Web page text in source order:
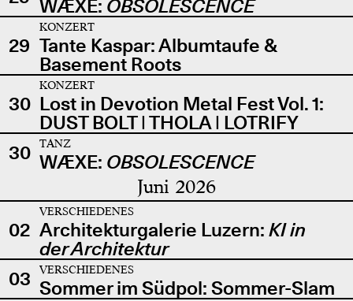
WÆXE: OBSOLESCENCE
29
KONZERT
Tante Kaspar: Albumtaufe &
Basement Roots
30
KONZERT
Lost in Devotion Metal Fest Vol. 1:
DUST BOLT | THOLA | LOTRIFY
30
TANZ
WÆXE: OBSOLESCENCE
Juni 2026
02
VERSCHIEDENES
Architekturgalerie Luzern: KI in
der Architektur
03
VERSCHIEDENES
Sommer im Südpol: Sommer-Slam